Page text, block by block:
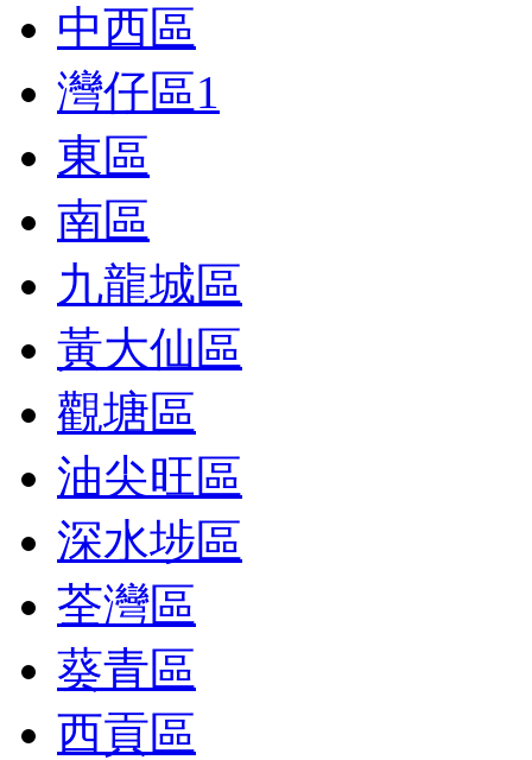
中西區
灣仔區1
東區
南區
九龍城區
黃大仙區
觀塘區
油尖旺區
深水埗區
荃灣區
葵青區
西貢區